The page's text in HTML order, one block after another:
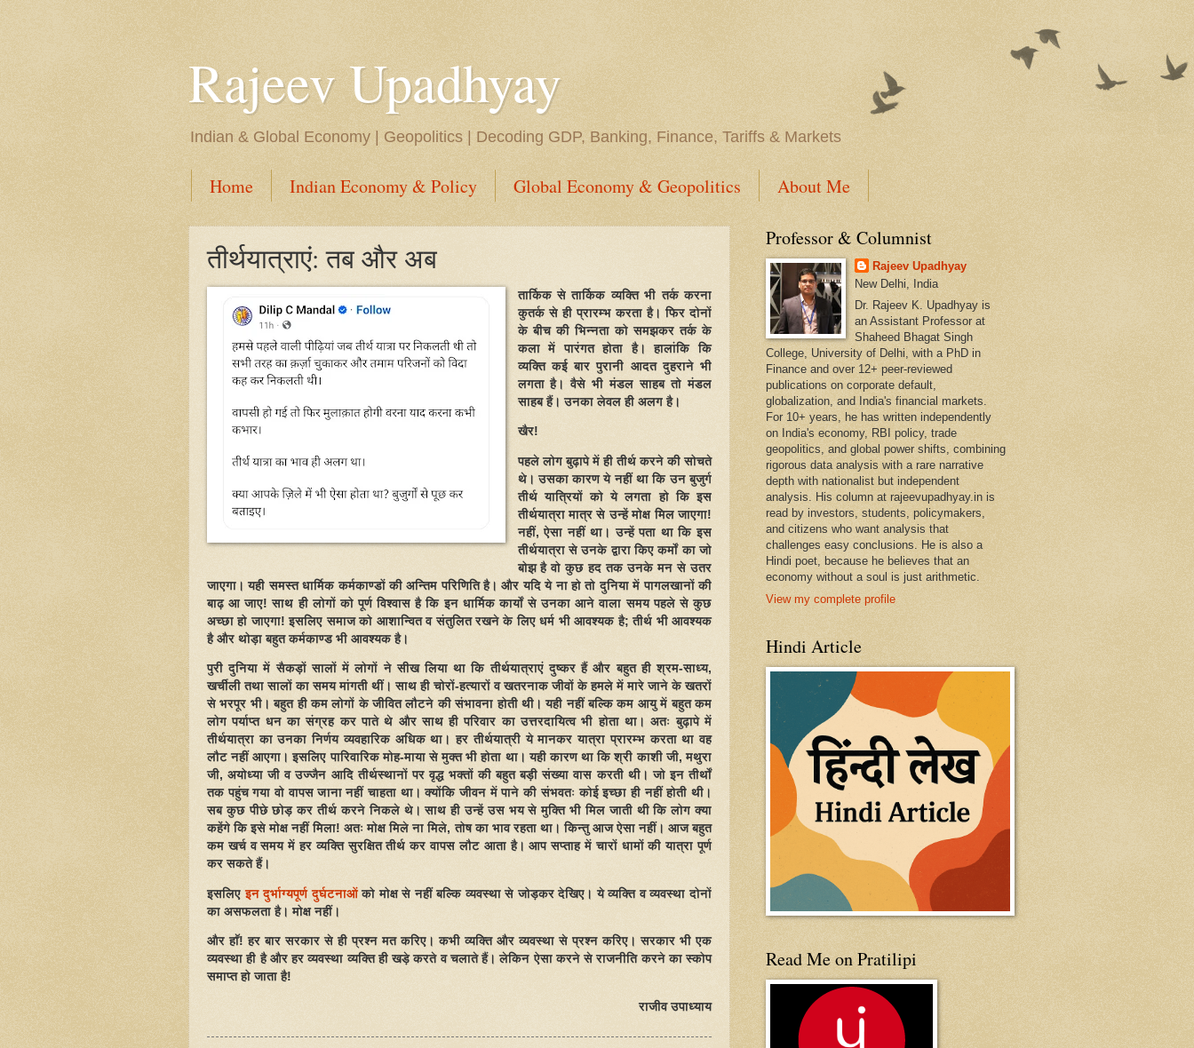
Rajeev Upadhyay
Indian & Global Economy | Geopolitics | Decoding GDP, Banking, Finance, Tariffs & Markets
Home Indian Economy & Policy Global Economy & Geopolitics About Me
तीर्थयात्राएं: तब और अब
तार्किक से तार्किक व्यक्ति भी तर्क करना
कुतर्क से ही प्रारम्भ करता है। फिर दोनों
के बीच की भिन्नता को समझकर तर्क के
कला में पारंगत होता है। हालांकि कि
व्यक्ति कई बार पुरानी आदत दुहराने भी
लगता है। वैसे भी मंडल साहब तो मंडल
साहब हैं। उनका लेवल ही अलग है।
खैर!
पहले लोग बुढ़ापे में ही तीर्थ करने की सोचते
थे। उसका कारण ये नहीं था कि उन बुजुर्ग
तीर्थ यात्रियों को ये लगता हो कि इस
तीर्थयात्रा मात्र से उन्हें मोक्ष मिल जाएगा!
नहीं, ऐसा नहीं था। उन्हें पता था कि इस
तीर्थयात्रा से उनके द्वारा किए कर्मों का जो
बोझ है वो कुछ हद तक उनके मन से उतर
जाएगा। यही समस्त धार्मिक कर्मकाण्डों की अन्तिम परिणिति है। और यदि ये ना हो तो दुनिया में पागलखानों की
बाढ़ आ जाए! साथ ही लोगों को पूर्ण विश्वास है कि इन धार्मिक कार्यों से उनका आने वाला समय पहले से कुछ
अच्छा हो जाएगा! इसलिए समाज को आशान्वित व संतुलित रखने के लिए धर्म भी आवश्यक है; तीर्थ भी आवश्यक
है और थोड़ा बहुत कर्मकाण्ड भी आवश्यक है।
पुरी दुनिया में सैकड़ों सालों में लोगों ने सीख लिया था कि तीर्थयात्राएं दुष्कर हैं और बहुत ही श्रम-साध्य,
खर्चीली तथा सालों का समय मांगती थीं। साथ ही चोरों-हत्यारों व खतरनाक जीवों के हमले में मारे जाने के खतरों
से भरपूर भी। बहुत ही कम लोगों के जीवित लौटने की संभावना होती थी। यही नहीं बल्कि कम आयु में बहुत कम
लोग पर्याप्त धन का संग्रह कर पाते थे और साथ ही परिवार का उत्तरदायित्व भी होता था। अतः बुढ़ापे में
तीर्थयात्रा का उनका निर्णय व्यवहारिक अधिक था। हर तीर्थयात्री ये मानकर यात्रा प्रारम्भ करता था वह
लौट नहीं आएगा। इसलिए पारिवारिक मोह-माया से मुक्त भी होता था। यही कारण था कि श्री काशी जी, मथुरा
जी, अयोध्या जी व उज्जैन आदि तीर्थस्थानों पर वृद्ध भक्तों की बहुत बड़ी संख्या वास करती थी। जो इन तीर्थों
तक पहुंच गया वो वापस जाना नहीं चाहता था। क्योंकि जीवन में पाने की संभवतः कोई इच्छा ही नहीं होती थी।
सब कुछ पीछे छोड़ कर तीर्थ करने निकले थे। साथ ही उन्हें उस भय से मुक्ति भी मिल जाती थी कि लोग क्या
कहेंगे कि इसे मोक्ष नहीं मिला! अतः मोक्ष मिले ना मिले, तोष का भाव रहता था। किन्तु आज ऐसा नहीं। आज बहुत
कम खर्च व समय में हर व्यक्ति सुरक्षित तीर्थ कर वापस लौट आता है। आप सप्ताह में चारों धामों की यात्रा पूर्ण
कर सकते हैं।
इसलिएइन दुर्भाग्यपूर्ण दुर्घटनाओंको मोक्ष से नहीं बल्कि व्यवस्था से जोड़कर देखिए। ये व्यक्ति व व्यवस्था दोनों
का असफलता है। मोक्ष नहीं।
और हाॅं! हर बार सरकार से ही प्रश्न मत करिए। कभी व्यक्ति और व्यवस्था से प्रश्न करिए। सरकार भी एक
व्यवस्था ही है और हर व्यवस्था व्यक्ति ही खड़े करते व चलाते हैं। लेकिन ऐसा करने से राजनीति करने का स्कोप
समाप्त हो जाता है!
राजीव उपाध्याय
Professor & Columnist
Rajeev Upadhyay
New Delhi, India
Dr. Rajeev K. Upadhyay is
an Assistant Professor at
Shaheed Bhagat Singh
College, University of Delhi, with a PhD in
Finance and over 12+ peer-reviewed
publications on corporate default,
globalization, and India's financial markets.
For 10+ years, he has written independently
on India's economy, RBI policy, trade
geopolitics, and global power shifts, combining
rigorous data analysis with a rare narrative
depth with nationalist but independent
analysis. His column at rajeevupadhyay.in is
read by investors, students, policymakers,
and citizens who want analysis that
challenges easy conclusions. He is also a
Hindi poet, because he believes that an
economy without a soul is just arithmetic.
View my complete profile
Hindi Article
Read Me on Pratilipi